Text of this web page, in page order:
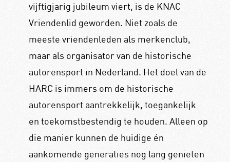
vijftigjarig jubileum viert, is de KNAC
Vriendenlid geworden. Niet zoals de
meeste vriendenleden als merkenclub,
maar als organisator van de historische
autorensport in Nederland. Het doel van de
HARC is immers om de historische
autorensport aantrekkelijk, toegankelijk
en toekomstbestendig te houden. Alleen op
die manier kunnen de huidige én
aankomende generaties nog lang genieten